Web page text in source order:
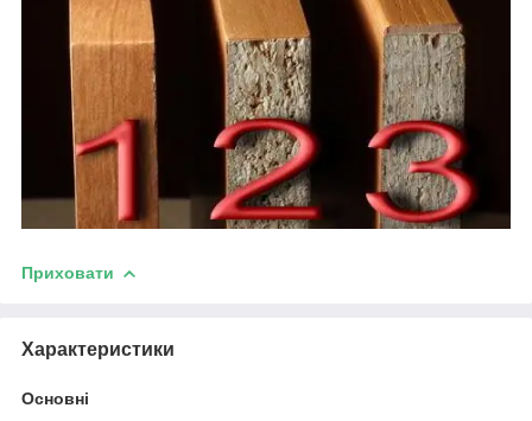
Приховати
Характеристики
Основні